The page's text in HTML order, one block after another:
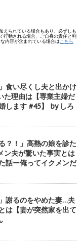
えられている場合もあり、必ずしも
行動される場合、ご自身の責任と判
内容が含まれている場合は こちら
食い尽くし夫と出かけ
た理由は【専業主婦だ
します #45】 by しろ
？！」高熱の娘を診た
ン夫が驚いた事実とは
話ー俺ってイクメンだ
謝るのをやめた妻…夫
は【妻が突然家を出て